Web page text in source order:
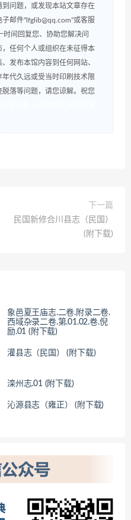
问题，或发现本站文章存在
邮件“lfglib@qq.com”或客服
时间回复您、协助您解决问
任何个人或组织在未征得本
发布本馆内容到任何网站、
代久远或受当时印刷技术限
落等问题，请您谅解。祝您
下一篇
民国新修合川县志（民国）
(附下载)
象邑夏王庙志.二卷.附录二卷.
西域杂录二卷.第.01.02.卷.倪
励.01 (附下载)
灌县志（民国） (附下载)
滦州志.01 (附下载)
沁源县志（雍正） (附下载)